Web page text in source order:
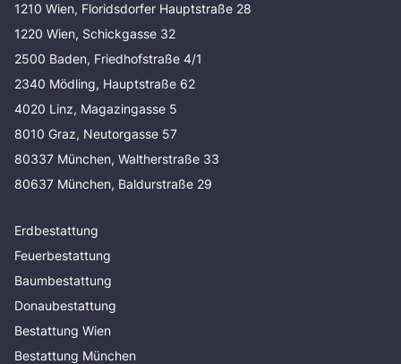
1210 Wien, Floridsdorfer Hauptstraße 28
1220 Wien, Schickgasse 32
2500 Baden, Friedhofstraße 4/1
2340 Mödling, Hauptstraße 62
4020 Linz, Magazingasse 5
8010 Graz, Neutorgasse 57
80337 München, Waltherstraße 33
80637 München, Baldurstraße 29
Erdbestattung
Feuerbestattung
Baumbestattung
Donaubestattung
Bestattung Wien
Bestattung München